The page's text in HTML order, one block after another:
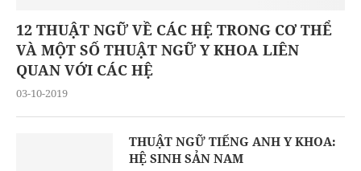
12 THUẬT NGỮ VỀ CÁC HỆ TRONG CƠ THỂ
VÀ MỘT SỐ THUẬT NGỮ Y KHOA LIÊN
QUAN VỚI CÁC HỆ
03-10-2019
THUẬT NGỮ TIẾNG ANH Y KHOA:
HỆ SINH SẢN NAM